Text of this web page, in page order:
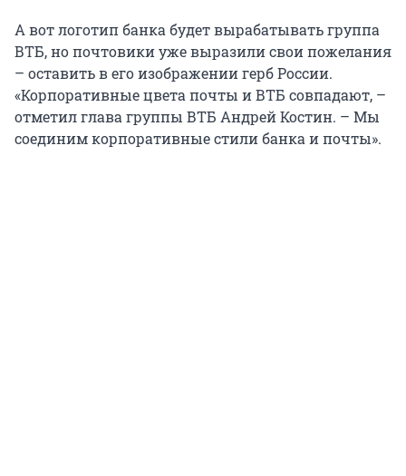
А вот логотип банка будет вырабатывать группа
ВТБ, но почтовики уже выразили свои пожелания
– оставить в его изображении герб России.
«Корпоративные цвета почты и ВТБ совпадают, –
отметил глава группы ВТБ Андрей Костин. – Мы
соединим корпоративные стили банка и почты».